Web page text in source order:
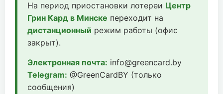
На период приостановки лотереи Центр
Грин Кард в Минске переходит на
дистанционный режим работы (офис
закрыт).
Электронная почта: info@greencard.by
Telegram: @GreenCardBY (только
сообщения)